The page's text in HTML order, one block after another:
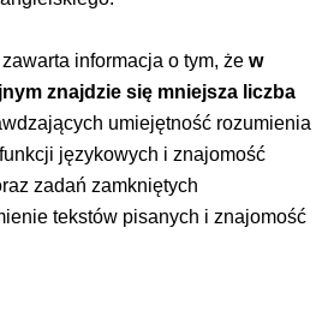
informacja o tym, żew
znajdzie się mniejsza liczba
umiejętność rozumienia
językowych i znajomość
zadań zamkniętych
tekstów pisanych i znajomość